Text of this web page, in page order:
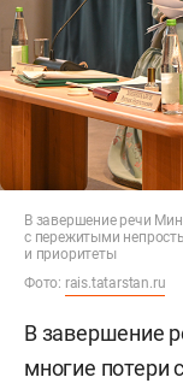
В завершение речи
с пережитыми
и приоритеты
Фото: rais.tatarstan.ru
В завершение
многие потери